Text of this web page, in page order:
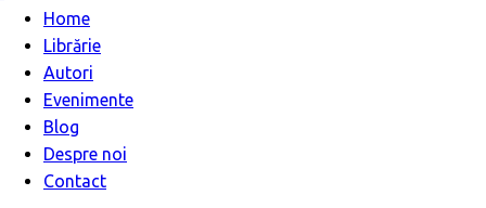
Home
Librărie
Autori
Evenimente
Blog
Despre noi
Contact